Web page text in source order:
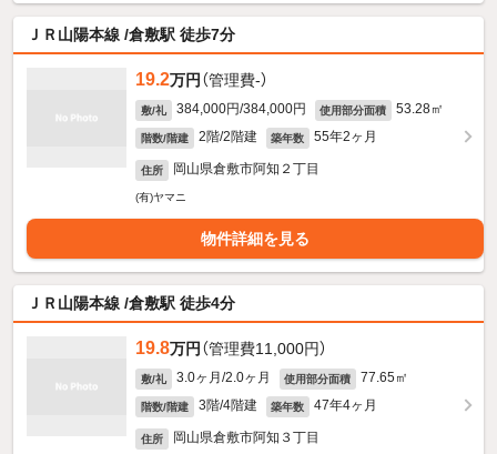
ＪＲ山陽本線 /倉敷駅 徒歩7分
19.2万円 （管理費-）
敷/礼 384,000円/384,000円 使用部分面積 53.28㎡
階数/階建 2階/2階建 築年数 55年2ヶ月
住所 岡山県倉敷市阿知２丁目
(有)ヤマニ
物件詳細を見る
ＪＲ山陽本線 /倉敷駅 徒歩4分
19.8万円 （管理費11,000円）
敷/礼 3.0ヶ月/2.0ヶ月 使用部分面積 77.65㎡
階数/階建 3階/4階建 築年数 47年4ヶ月
住所 岡山県倉敷市阿知３丁目